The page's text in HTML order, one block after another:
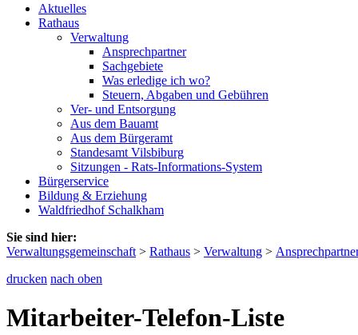
Aktuelles
Rathaus
Verwaltung
Ansprechpartner
Sachgebiete
Was erledige ich wo?
Steuern, Abgaben und Gebühren
Ver- und Entsorgung
Aus dem Bauamt
Aus dem Bürgeramt
Standesamt Vilsbiburg
Sitzungen - Rats-Informations-System
Bürgerservice
Bildung & Erziehung
Waldfriedhof Schalkham
Sie sind hier:
Verwaltungsgemeinschaft > Rathaus > Verwaltung >
drucken nach oben
Mitarbeiter-Telefon-Liste